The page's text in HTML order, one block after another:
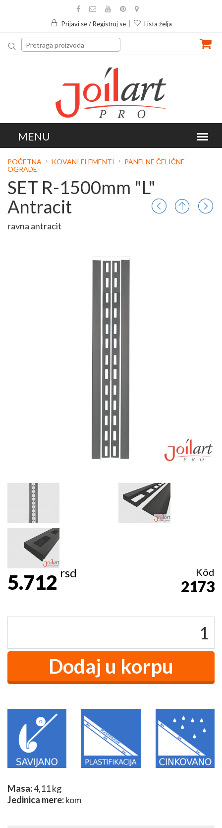
Prijavi se / Registruj se Lista želja
POČETNA KOVANI ELEMENTI
PANELNE ČELIČNE
OGRADE
SET R-1500mm "L"
Antracit
ravna antracit
5.712rsd Kôd
2173
Masa:4,11 kg
Jedinica mere:kom